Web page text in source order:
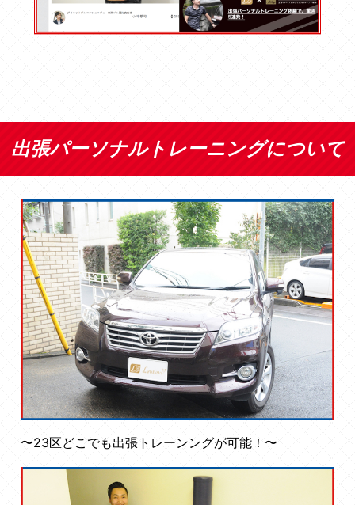
出張パーソナルトレーニングについて
〜23区どこでも出張トレーンングが可能！〜